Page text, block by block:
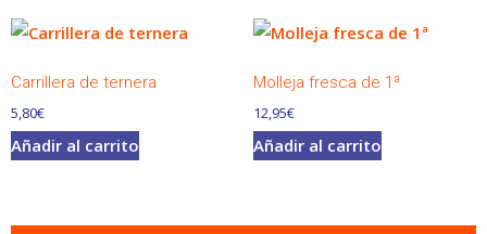
Carrillera de ternera
5,80€
Añadir al carrito
Molleja fresca de 1ª
12,95€
Añadir al carrito